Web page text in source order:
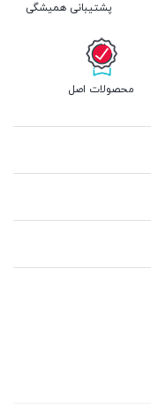
پشتیبانی همیشگی
محصولات اصل